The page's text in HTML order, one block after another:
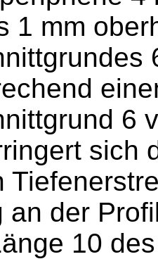
1 mm
6
sich
an der
10